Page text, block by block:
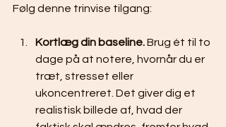
Følg denne trinvise tilgang:
Kortlæg din baseline. Brug ét til to
dage på at notere, hvornår du er
træt, stresset eller
ukoncentreret. Det giver dig et
realistisk billede af, hvad der